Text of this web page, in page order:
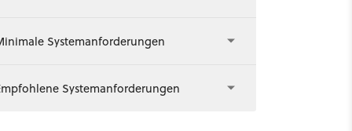
Systemanforderungen
Systemanforderungen